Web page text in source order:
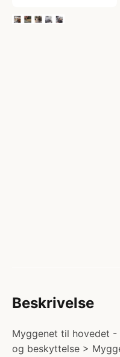
Beskrivelse
Myggenet til hovedet
og beskyttelse >